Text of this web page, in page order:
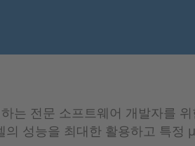
는 전문 소프트웨어 개발자를
성능을 최대한 활용하고 특정